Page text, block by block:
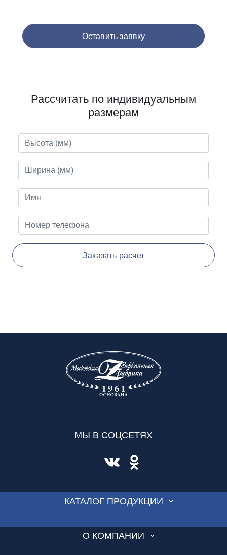
Рассчитать по индивидуальным
размерам
Заказать расчет
Оставить заявку
КАТАЛОГ ПРОДУКЦИИ
СТЕКЛО
О КОМПАНИИ
МЫ В СОЦСЕТЯХ